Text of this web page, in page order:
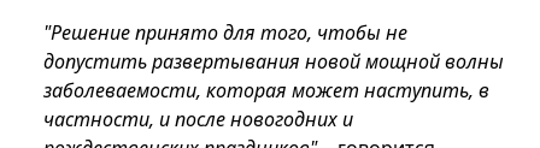
"Решение принято для того, чтобы не
допустить развертывания новой мощной волны
заболеваемости, которая может наступить, в
частности, и после новогодних и